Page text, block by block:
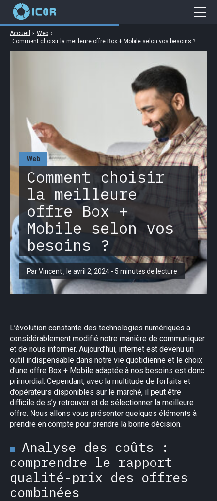
Web
Comment choisir
la meilleure
offre Box +
Mobile selon vos
besoins ?
Par Vincent , le avril 2, 2024 - 5 minutes de lecture
Accueil › Web ›
Comment choisir la meilleure offre Box + Mobile selon vos besoins ?
L’évolution constante des technologies numériques a
considérablement modifié notre manière de communiquer
et de nous informer. Aujourd’hui, internet est devenu un
outil indispensable dans notre vie quotidienne et le choix
d’une offre Box + Mobile adaptée à nos besoins est donc
primordial. Cependant, avec la multitude de forfaits et
d’opérateurs disponibles sur le marché, il peut être
difficile de s’y retrouver et de sélectionner la meilleure
offre. Nous allons vous présenter quelques éléments à
prendre en compte pour prendre la bonne décision.
Analyse des coûts :
comprendre le rapport
qualité-prix des offres
combinées
Cybersécurité
High Tech